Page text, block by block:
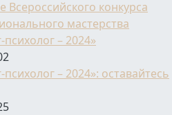
Всероссийского конкурса
мастерства
психолог – 2024»
психолог – 2024»: оставайтесь